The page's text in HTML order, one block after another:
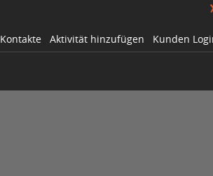
Kontakte Aktivität hinzufügen Kunden